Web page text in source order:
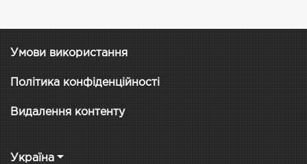
Умови використання
Політика конфіденційності
Видалення контенту
Україна